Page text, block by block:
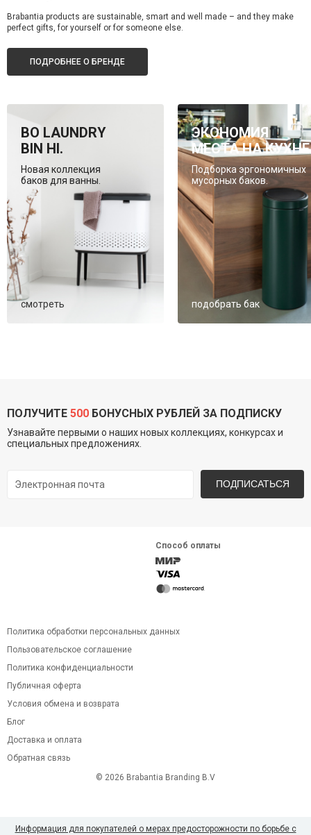
Brabantia products are sustainable, smart and well made – and they make
perfect gifts, for yourself or for someone else.
ПОДРОБНЕЕ О БРЕНДЕ
BO LAUNDRY
BIN HI.
Новая коллекция
баков для ванны.
смотреть
ЭКОНОМИЯ
МЕСТА НА
Подборка эргономичных
мусорных баков.
подобрать бак
ПОЛУЧИТЕ 500 БОНУСНЫХ РУБЛЕЙ ЗА ПОДПИСКУ
Узнавайте первыми о наших новых коллекциях, конкурсах и
специальных предложениях.
ПОДПИСАТЬСЯ
Способ оплаты
Политика обработки персональных данных
Пользовательское соглашение
Политика конфиденциальности
Публичная оферта
Условия обмена и возврата
Блог
Доставка и оплата
Обратная связь
© 2026 Brabantia Branding B.V
Информация для покупателей о мерах предосторожности по борьбе с